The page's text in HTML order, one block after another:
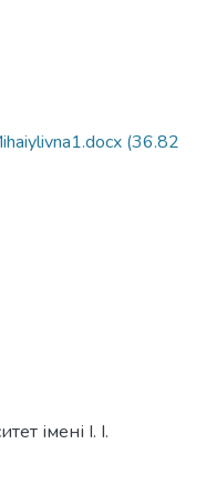
(36.82
імені І. І.